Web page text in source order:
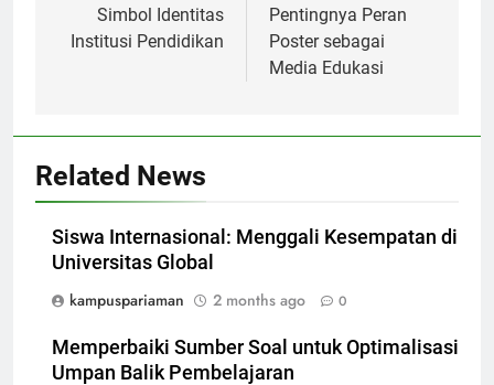
Simbol Identitas
Institusi Pendidikan
Pentingnya Peran
Poster sebagai
Media Edukasi
Related News
Siswa Internasional: Menggali Kesempatan di
Universitas Global
kampuspariaman
2 months ago 0
Memperbaiki Sumber Soal untuk Optimalisasi
Umpan Balik Pembelajaran